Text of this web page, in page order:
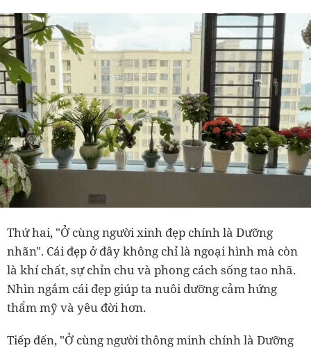
Thứ hai, "Ở cùng người xinh đẹp chính là Dưỡng
nhãn". Cái đẹp ở đây không chỉ là ngoại hình mà còn
là khí chất, sự chỉn chu và phong cách sống tao nhã.
Nhìn ngắm cái đẹp giúp ta nuôi dưỡng cảm hứng
thẩm mỹ và yêu đời hơn.
Tiếp đến, "Ở cùng người thông minh chính là Dưỡng